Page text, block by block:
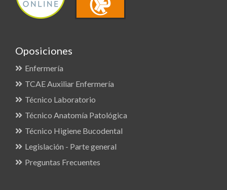
Oposiciones
Enfermería
TCAE Auxiliar Enfermería
Técnico Laboratorio
Técnico Anatomía Patológica
Técnico Higiene Bucodental
Legislación - Parte general
Preguntas Frecuentes